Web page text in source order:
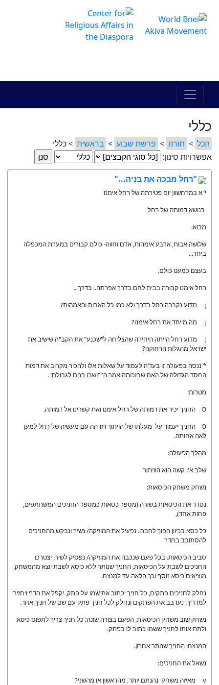
כללי
הכל > תורה > פרשת שבוע > בראשית > כללי
אפשרויות סינון:
"רחל מבכה את בניה..."
י"א במרחשוון יום פטירתה של רחל אימנו
בנושא דמותה של רחל
מבוא:
שלושה אבות, ארבע אימהות, אדם וחווה- כולם קבורים במערת המכפלה
ביחד...
בעצם כמעט כולם.
רחל אימנו קבורה בבית לחם בדרך אפרתה.. בדרך...
¡ מדוע נקברה רחל בדרך ולא כמו כל האבות והאמהות?
¡ מה מייחד את רחל אימנו?
¡ מדוע רחל הייתה היחידה שהצליחה ל"שכנע" את הקב"ה שישיב את
ישראל מהגלות הרחוקה?
* ננסה בפעולה זו בעז"ה לעמוד על שאלות אלו ולהכיר מקרוב את דמות
החסד הגדולה של האם שבזכותה אמר ה' "ושבו בנים לגבולם".
מטרות:
O החניך יכיר את דמותה של רחל אימנו ואת קשרינו אל דמותה.
O החניך יעמוד על מעלתו של הויתור ויזדהה עם מעשיה של רחל למען
לאה אחותה.
מהלך הפעולה:
שלב א': קשה הוא הוויתור
נשחק משחק הכיסאות:
נסדר את הכיסאות בשורה (מספר כסאות כמספר החניכים המשתתפים,
פחות אחד),
כל כסא בכיוון הפוך לחברו. נפעיל את המוזיקה/ נשיר ונבקש מהחניכים
להסתובב בחדר
סביב הכיסאות. בכל פעם שנכבה את המוזיקה/ נפסיק לשיר, יצטרכו
החניכים לשבת על הכיסאות. החניך שנותר ללא כיסא לשבת יוצא מהמשחק.
מוציאים כיסא נוסף וכך הלאה עד למנצח.
נחלק לחניכים פתקים, כל חניך יכתוב את שמו על פתק, יקפל את הדף ויחזיר
למדריך. נערבב את הפתקים ונחלק לכל חניך פתק עם שם של חניך אחר.
נשחק שוב משחק הכיסאות, הפעם בצורה שונה: כל חניך צריך לתפוס כיסא
ולתת אותו לחניך ששמו כתוב לו בפתק.
המנצח: החניך שנותר אחרון.
נשאל את החניכים:
v מאיזה משחק נהנתם יותר, מהראשון או מהשני?